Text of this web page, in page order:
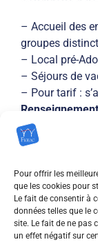
Pour offrir les
que les cookies pour
Le fait de consentir à
données telles que le
site. Le fait de ne pas
un effet négatif sur
– Accueil des
groupes
– Local pré-
– Séjours de
– Pour tarif :
(Accueil de
au : 05 65 50
des familles.